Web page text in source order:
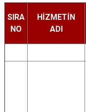
Elbistan
Göksun
SIRA
NO
HİZMETİN
ADI